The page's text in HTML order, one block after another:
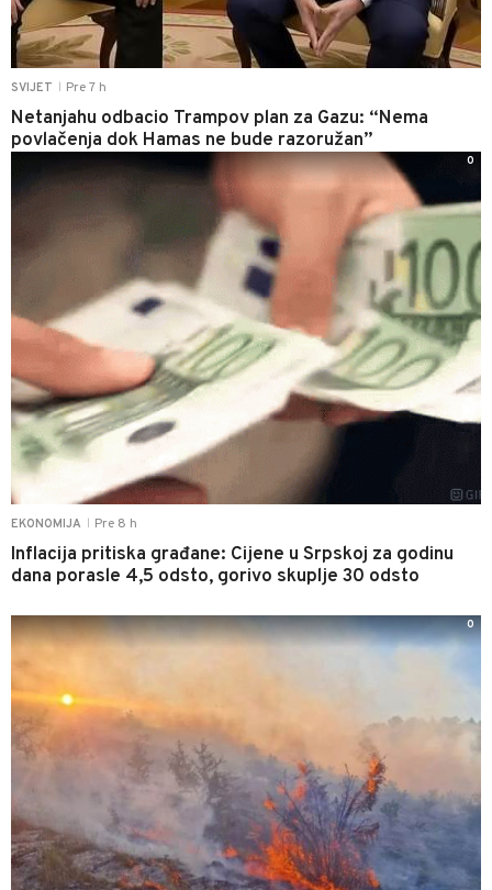
SVIJET Pre 7 h
Netanjahu odbacio Trampov plan za Gazu: “Nema
povlačenja dok Hamas ne bude razoružan”
EKONOMIJA Pre 8 h
Inflacija pritiska građane: Cijene u Srpskoj za godinu
dana porasle 4,5 odsto, gorivo skuplje 30 odsto
0
0